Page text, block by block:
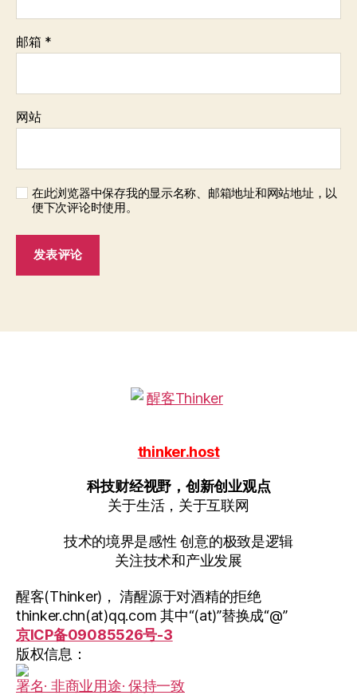
邮箱 *
网站
在此浏览器中保存我的显示名称、邮箱地址和网站地址，以
便下次评论时使用。
thinker.host
科技财经视野，创新创业观点
关于生活，关于互联网
技术的境界是感性 创意的极致是逻辑
关注技术和产业发展
醒客(Thinker)， 清醒源于对酒精的拒绝
thinker.chn(at)qq.com 其中“(at)”替换成“@”
京ICP备09085526号-3
版权信息：
署名· 非商业用途· 保持一致